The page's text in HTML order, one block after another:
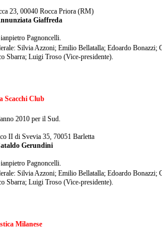
23, 00040 Rocca Priora (RM)
Giaffreda
Pagnoncelli.
Silvia Azzoni; Emilio Bellatalla; Edoardo
Sbarra; Luigi Troso (Vice-presidente).
Scacchi Club
2010 per il Sud.
II di Svevia 35, 70051 Barletta
Gerundini
Pagnoncelli.
Silvia Azzoni; Emilio Bellatalla; Edoardo
Sbarra; Luigi Troso (Vice-presidente).
Milanese